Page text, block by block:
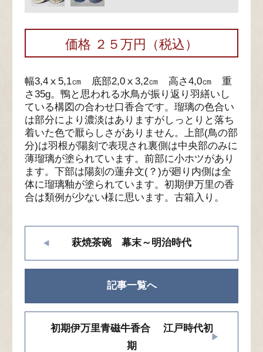
価格 ２５万円（税込）
幅3,4ⅹ5,1㎝ 底部2,0ⅹ3,2㎝ 高さ4,0㎝ 重
さ35g。鴨と思われる水鳥が振り返り羽繕いし
ている構図の合わせ口香合です。瑠璃の色合い
は部分により濃淡はありますがしっとりと落ち
着いた色で厭らしさがありません。上部(鳥の部
分)は羽根が陽刻で表現され裏側は中央部のみに
薄瑠璃が塗られています。前部に小ホツがあり
ます。下部は陽刻の蓮弁文(？)が廻り内側は全
体に瑠璃釉が塗られています。初期伊万里の香
合は類例が少ない様に思います。古箱入り。
萩焼茶碗 幕末～明治時代
記事一覧へ
初期伊万里青磁牛香合 江戸時代初
期